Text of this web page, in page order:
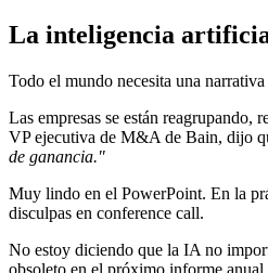
La inteligencia
Todo el mundo necesita una
Las empresas se están
VP ejecutiva de M&A de Bain, dijo
de ganancia."
Muy lindo en el PowerPoint. En la
disculpas en conference call.
No estoy diciendo que la IA no